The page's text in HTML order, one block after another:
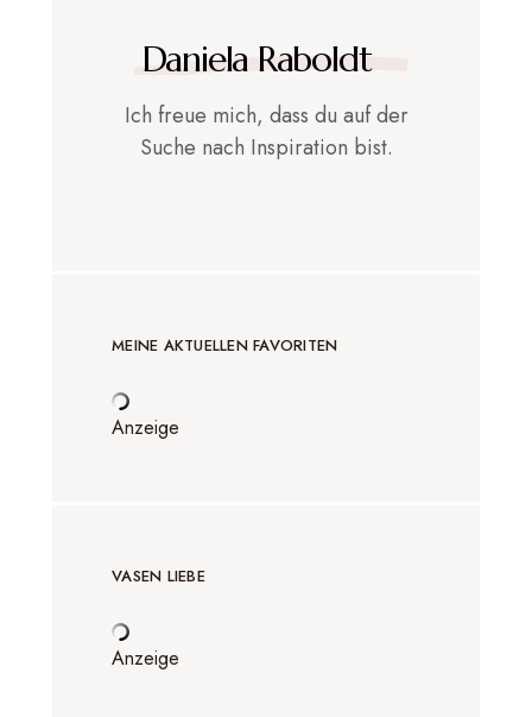
Daniela Raboldt
Ich freue mich, dass du auf der
Suche nach Inspiration bist.
MEINE AKTUELLEN FAVORITEN
Anzeige
VASEN LIEBE
Anzeige